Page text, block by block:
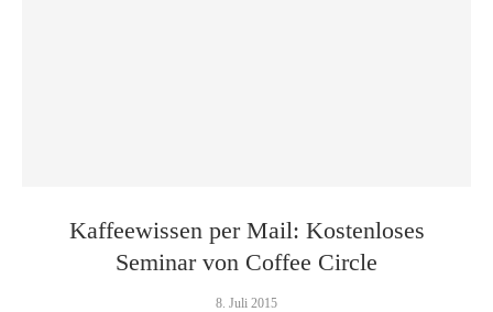
Kaffeewissen per Mail: Kostenloses
Seminar von Coffee Circle
8. Juli 2015